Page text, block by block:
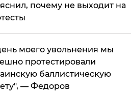
почему не выходит на
моего увольнения мы
протестировали
баллистическую
— Федоров